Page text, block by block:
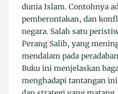
dunia Islam. Contohnya
pemberontakan, dan
negara. Salah satu
Perang Salib, yang
mendalam pada
Buku ini menjelaskan
menghadapi tantangan